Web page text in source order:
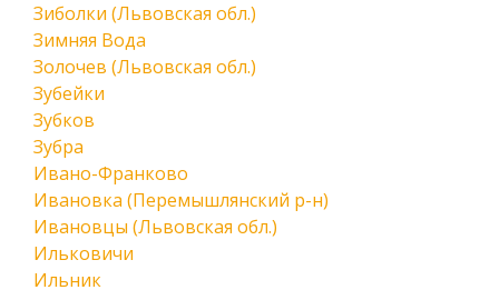
Зиболки (Львовская обл.)
Зимняя Вода
Золочев (Львовская обл.)
Зубейки
Зубков
Зубра
Ивано-Франково
Ивановка (Перемышлянский р-н)
Ивановцы (Львовская обл.)
Ильковичи
Ильник